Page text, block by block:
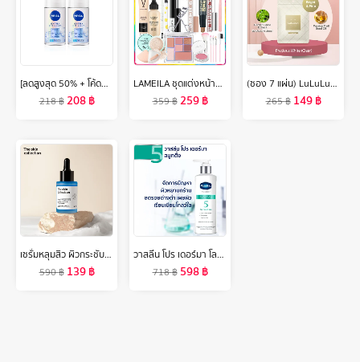
[ลดสูงสุด 50% + โค้ดลดเพิ่ม 20%]นีเวีย เอ็กซ์ตร้า ไบรท์ พรีเมียม ฟราแกรนซ์ เฟรช ลาเวียร์ อควา บรีซ โรลออน 50มล. 2ชิ้น NIVEA
218฿208฿
LAMEILA ชุดแต่งหน้า15ชิ้นบีบีครีม + แป้ง + อายแชโดว์ + มาสคาร่า + อายไลเนอร์ + ไพรเมอร์แต่งหน้าแยก + ลิปสติก + ปากกาคอนทัวร์สองหัว + ดินสอเขียนคิ้ว + บลัช + ที่ดัดขนตา + ตัดแต่งคิ้ว + แปรงแต่งหน้า + คอนซีลเลอร์ + ฟองน้ำแต่งหน้า
359฿259฿
(ซอง 7 แผ่น) LuLuLun Precious Clear Face mask ลูลูลูน แผ่นมาสก์หน้า สูตรผิวกระจ่างใส อ่อนเยาว์ พรีเชียส เคลียร์
265฿ 149฿
เซรั่มหลุมสิว ผิวกระชับ รูขุมขนเล็กลง The Skin Collection Serum Copper Tripeptide 3% ขนาด 30 ml
590฿ 139฿
วาสลีน โปร เดอร์มา โลชั่น บอดี้แอมพูล เข้มข้นเหมือนเซรั่มผิวหน้า 250 มล. Vaseline Proderma Body Lotion 250 ml.
718฿ 598฿